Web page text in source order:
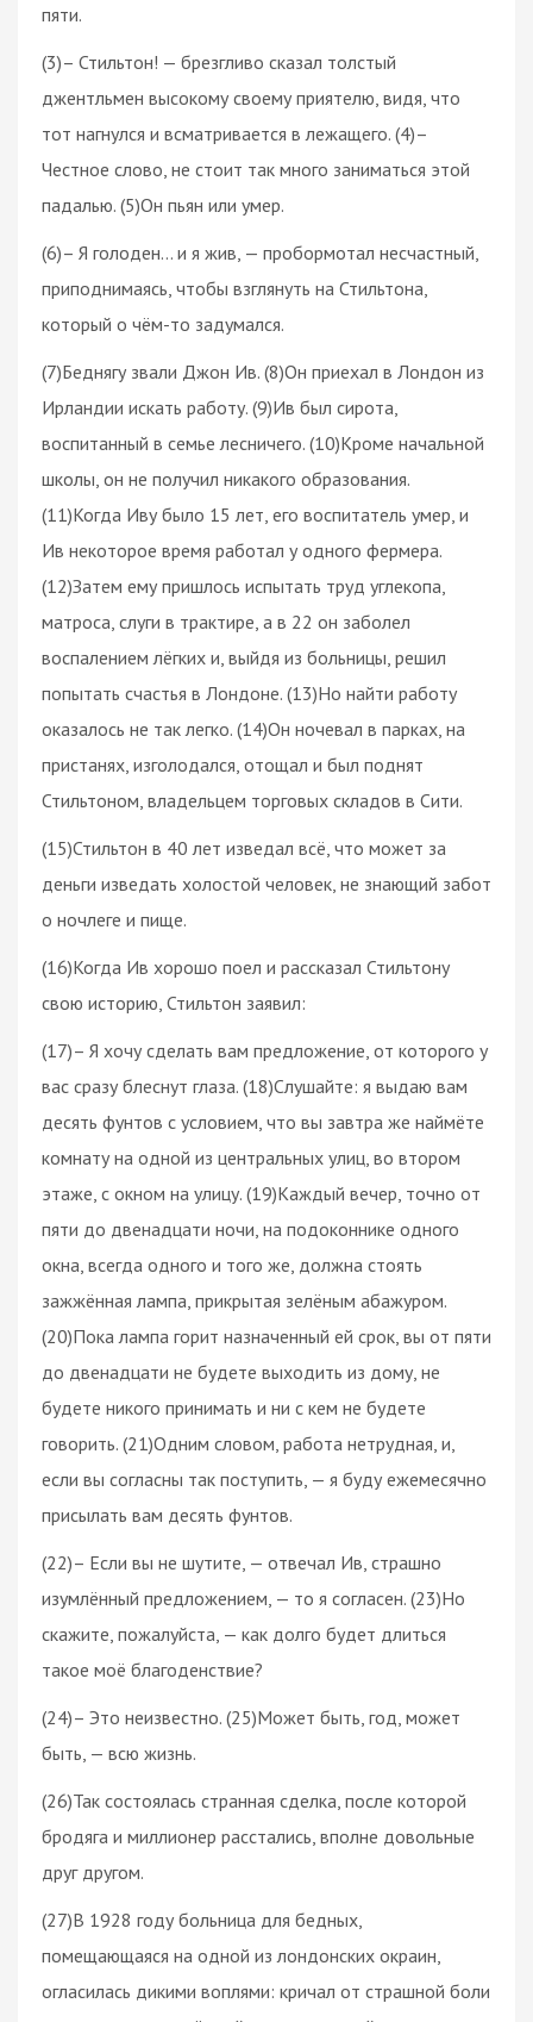
пяти.
(3)– Стильтон! — брезгливо сказал толстый
джентльмен высокому своему приятелю, видя, что
тот нагнулся и всматривается в лежащего. (4)–
Честное слово, не стоит так много заниматься этой
падалью. (5)Он пьян или умер.
(6)– Я голоден… и я жив, — пробормотал несчастный,
приподнимаясь, чтобы взглянуть на Стильтона,
который о чём-то задумался.
(7)Беднягу звали Джон Ив. (8)Он приехал в Лондон из
Ирландии искать работу. (9)Ив был сирота,
воспитанный в семье лесничего. (10)Кроме начальной
школы, он не получил никакого образования.
(11)Когда Иву было 15 лет, его воспитатель умер, и
Ив некоторое время работал у одного фермера.
(12)Затем ему пришлось испытать труд углекопа,
матроса, слуги в трактире, а в 22 он заболел
воспалением лёгких и, выйдя из больницы, решил
попытать счастья в Лондоне. (13)Но найти работу
оказалось не так легко. (14)Он ночевал в парках, на
пристанях, изголодался, отощал и был поднят
Стильтоном, владельцем торговых складов в Сити.
(15)Стильтон в 40 лет изведал всё, что может за
деньги изведать холостой человек, не знающий забот
о ночлеге и пище.
(16)Когда Ив хорошо поел и рассказал Стильтону
свою историю, Стильтон заявил:
(17)– Я хочу сделать вам предложение, от которого у
вас сразу блеснут глаза. (18)Слушайте: я выдаю вам
десять фунтов с условием, что вы завтра же наймёте
комнату на одной из центральных улиц, во втором
этаже, с окном на улицу. (19)Каждый вечер, точно от
пяти до двенадцати ночи, на подоконнике одного
окна, всегда одного и того же, должна стоять
зажжённая лампа, прикрытая зелёным абажуром.
(20)Пока лампа горит назначенный ей срок, вы от пяти
до двенадцати не будете выходить из дому, не
будете никого принимать и ни с кем не будете
говорить. (21)Одним словом, работа нетрудная, и,
если вы согласны так поступить, — я буду ежемесячно
присылать вам десять фунтов.
(22)– Если вы не шутите, — отвечал Ив, страшно
изумлённый предложением, — то я согласен. (23)Но
скажите, пожалуйста, — как долго будет длиться
такое моё благоденствие?
(24)– Это неизвестно. (25)Может быть, год, может
быть, — всю жизнь.
(26)Так состоялась странная сделка, после которой
бродяга и миллионер расстались, вполне довольные
друг другом.
(27)В 1928 году больница для бедных,
помещающаяся на одной из лондонских окраин,
огласилась дикими воплями: кричал от страшной боли